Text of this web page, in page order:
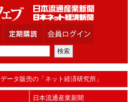
データ販売の「ネット経済研究所」
日本流通産業新聞